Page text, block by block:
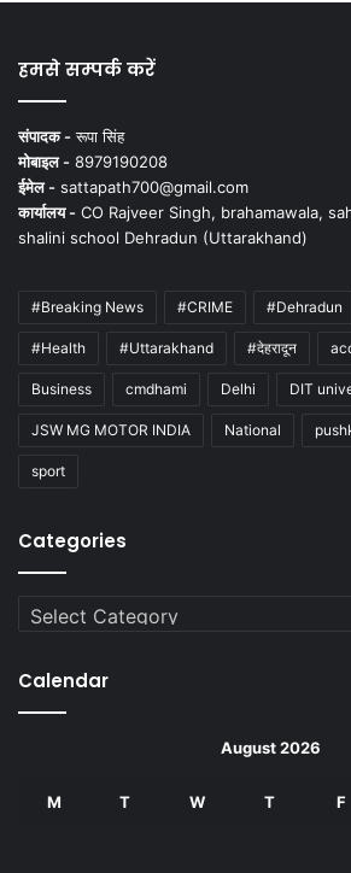
हमसे सम्पर्क करें
संपादक -रूपा सिंह
मोबाइल - 8979190208
ईमेल - sattapath700@gmail.com
कार्यालय - CO Rajveer Singh, brahamawala,
shalini school Dehradun (Uttarakhand)
#Breaking News #CRIME #Dehradun
#Health #Uttarakhand #देहरादून
Business cmdhami Delhi DIT
JSW MG MOTOR INDIA National
sport
Categories
Categories
Calendar
August 2026
M T W T F